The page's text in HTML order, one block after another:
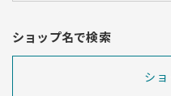
ショップ名で検索
シ